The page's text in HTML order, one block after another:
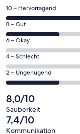
einem
neuen
Fenster
geöffnet
2
von
insgesamt
4
Gästebewertungen
haben
eine
Bewertung
von
10
-
Hervorragend
10 – Hervorragend
1
von
insgesamt
4
Gästebewertungen
haben
Bewertung
von
8
-
8 – Gut
0
von
insgesamt
4
Gästebewertungen
haben
eine
Bewertung
von
6 – Okay
0
von
insgesamt
Gästebewertungen
haben
eine
Bewertung
4 – Schlecht
1
von
insgesamt
4
Gästebewertungen
haben
2 – Ungenügend
8,0/10
Sauberkeit
7,4/10
Kommunikation